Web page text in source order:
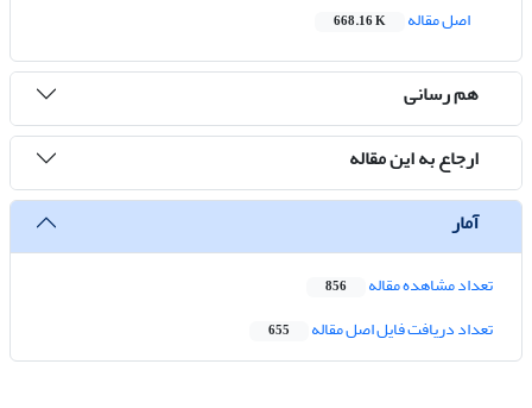
اصل مقاله
668.16 K
هم رسانی
ارجاع به این مقاله
آمار
تعداد مشاهده مقاله 856
تعداد دریافت فایل اصل مقاله 655